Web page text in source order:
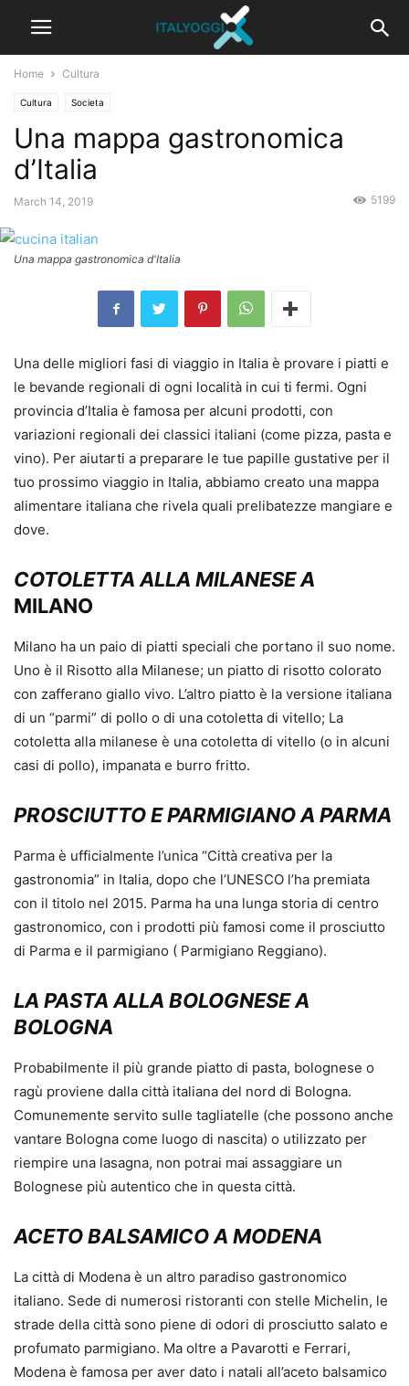
Home Cultura
Cultura Societa
Una mappa gastronomica
d’Italia
March 14, 2019 5199
Una mappa gastronomica d'Italia
Una delle migliori fasi di viaggio in Italia è provare i piatti e
le bevande regionali di ogni località in cui ti fermi. Ogni
provincia d’Italia è famosa per alcuni prodotti, con
variazioni regionali dei classici italiani (come pizza, pasta e
vino). Per aiutarti a preparare le tue papille gustative per il
tuo prossimo viaggio in Italia, abbiamo creato una mappa
alimentare italiana che rivela quali prelibatezze mangiare e
dove.
COTOLETTA ALLA MILANESE A
MILANO
Milano ha un paio di piatti speciali che portano il suo nome.
Uno è il Risotto alla Milanese; un piatto di risotto colorato
con zafferano giallo vivo. L’altro piatto è la versione italiana
di un “parmi” di pollo o di una cotoletta di vitello; La
cotoletta alla milanese è una cotoletta di vitello (o in alcuni
casi di pollo), impanata e burro fritto.
PROSCIUTTO E PARMIGIANO A PARMA
Parma è ufficialmente l’unica “Città creativa per la
gastronomia” in Italia, dopo che l’UNESCO l’ha premiata
con il titolo nel 2015. Parma ha una lunga storia di centro
gastronomico, con i prodotti più famosi come il prosciutto
di Parma e il parmigiano ( Parmigiano Reggiano).
LA PASTA ALLA BOLOGNESE A
BOLOGNA
Probabilmente il più grande piatto di pasta, bolognese o
ragù proviene dalla città italiana del nord di Bologna.
Comunemente servito sulle tagliatelle (che possono anche
vantare Bologna come luogo di nascita) o utilizzato per
riempire una lasagna, non potrai mai assaggiare un
Bolognese più autentico che in questa città.
ACETO BALSAMICO A MODENA
La città di Modena è un altro paradiso gastronomico
italiano. Sede di numerosi ristoranti con stelle Michelin, le
strade della città sono piene di odori di prosciutto salato e
profumato parmigiano. Ma oltre a Pavarotti e Ferrari,
Modena è famosa per aver dato i natali all’aceto balsamico